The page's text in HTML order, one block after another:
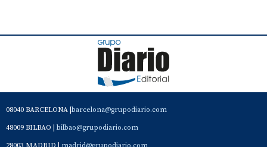
08040 BARCELONA | barcelona@grupodiario.com
48009 BILBAO | bilbao@grupodiario.com